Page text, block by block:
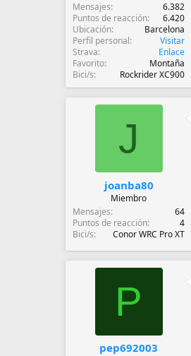
Mensajes
6.382
Puntos de reacción
6.420
Ubicación
Barcelona
Perfil personal
Visitar
Strava
Enlace
Favorito
Montaña
Bici/s
Rockrider XC900
J
joanba80
Miembro
Mensajes
64
Puntos de reacción
4
Bici/s
Conor WRC Pro XT
P
pep692003